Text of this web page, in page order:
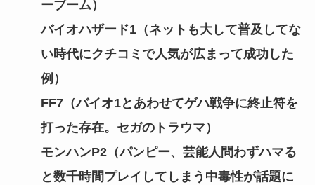
ーブーム）
バイオハザード1（ネットも大して普及してな
い時代にクチコミで人気が広まって成功した
例）
FF7（バイオ1とあわせてゲハ戦争に終止符を
打った存在。セガのトラウマ）
モンハンP2（パンピー、芸能人問わずハマる
と数千時間プレイしてしまう中毒性が話題に